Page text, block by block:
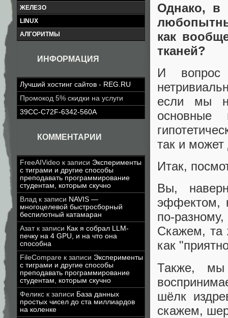
ЖЕЛЕЗО
LINUX
АЛГОРИТМЫ
ИНФОРМАЦИЯ
Лучший хостинг сайтов - REG.RU
Промокод 5% скидки на услуги
39CC-C72F-6342-560A
КОММЕНТАРИИ
FreeAIVideo к записи Эксперименты
с тиграми и другие способы
преподавать программирование
студентам, которым скучно
Влад к записи NAVIS —
многоцелевой быстросборный
беспилотный катамаран
Азатк записи Как я собрал LLM-
печку на 4 GPU, и на что она
способна
FileCompare к записи Эксперименты
с тиграми и другие способы
преподавать программирование
студентам, которым скучно
Феликс к записи База данных
простых чисел до ста миллиардов
на коленке
Однако, в
как
тканей?
И вопрос
если мы
так и
Итак,
Вы,
эффектом,
по-
Скажем, та
как
Также, мы
шёлк
скажем,